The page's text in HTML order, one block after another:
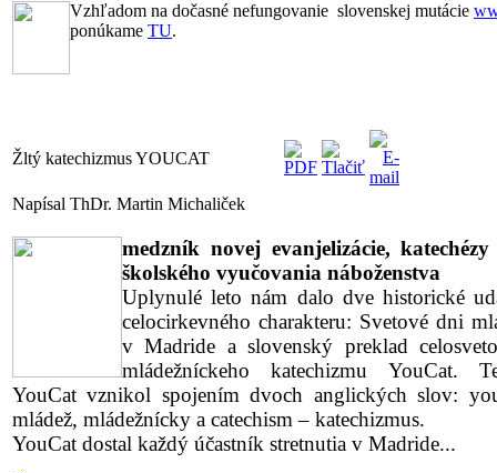
Vzhľadom na dočasné nefungovanie slovenskej mutácie
ponúkame TU.
Žltý katechizmus YOUCAT
Napísal ThDr. Martin Michaliček
medzník novej evanjelizácie,
školského vyučovania náboženstva
Uplynulé leto nám dalo dve historické
celocirkevného charakteru: Svetové dni
v Madride a slovenský preklad
mládežníckeho katechizmu YouCat.
YouCat vznikol spojením dvoch anglických slov:
mládež, mládežnícky a catechism – katechizmus.
YouCat dostal každý účastník stretnutia v Madride...